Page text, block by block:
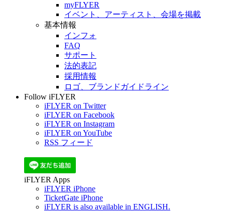
myFLYER
イベント、アーティスト、会場を掲載
基本情報
インフォ
FAQ
サポート
法的表記
採用情報
ロゴ、ブランドガイドライン
Follow iFLYER
iFLYER on Twitter
iFLYER on Facebook
iFLYER on Instagram
iFLYER on YouTube
RSS フィード
iFLYER Apps
iFLYER iPhone
TicketGate iPhone
iFLYER is also available in ENGLISH.